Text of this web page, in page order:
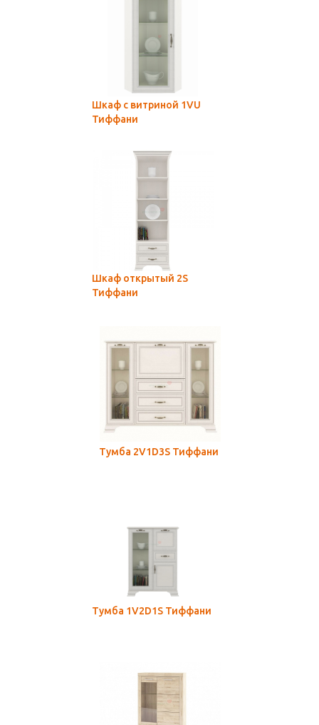
Шкаф с витриной 1VU
Тиффани
Шкаф открытый 2S
Тиффани
Тумба 2V1D3S Тиффани
Тумба 1V2D1S Тиффани